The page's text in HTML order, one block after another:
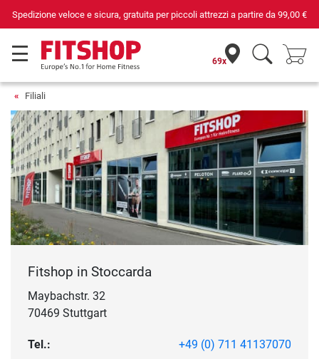
Spedizione veloce e sicura, gratuita per piccoli attrezzi a partire da 99,00 €
69x
Filiali
Fitshop in Stoccarda
Maybachstr. 32
70469 Stuttgart
Tel.:
+49 (0) 711 41137070